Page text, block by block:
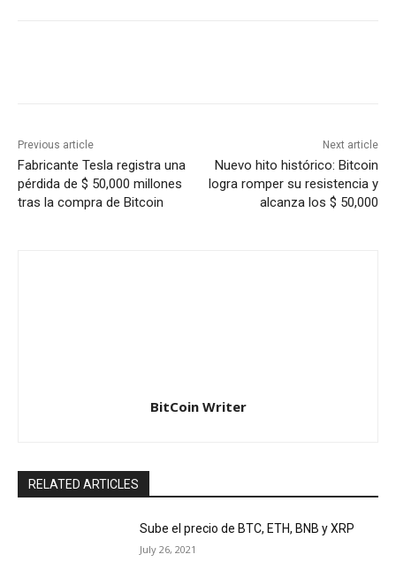
Previous article
Fabricante Tesla registra una
pérdida de $ 50,000 millones
tras la compra de Bitcoin
Next article
Nuevo hito histórico: Bitcoin
logra romper su resistencia y
alcanza los $ 50,000
BitCoin Writer
RELATED ARTICLES
Sube el precio de BTC, ETH, BNB y XRP
July 26, 2021